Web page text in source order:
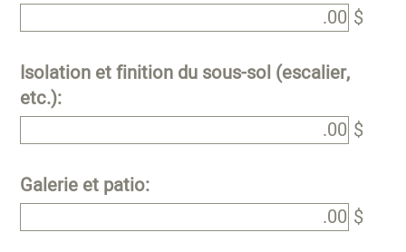
$
Isolation et finition du sous-sol (escalier,
etc.):
$
Galerie et patio:
$